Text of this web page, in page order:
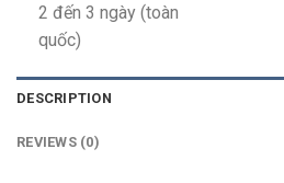
2 đến 3 ngày (toàn
quốc)
DESCRIPTION
REVIEWS (0)